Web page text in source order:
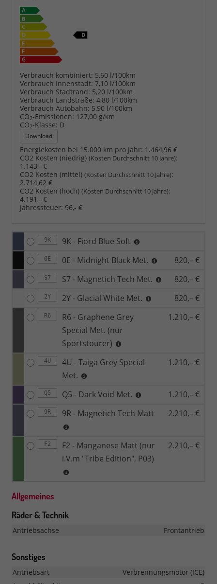
Verbrauch kombiniert: 5,60 l/100km
Verbrauch Innenstadt: 7,10 l/100km
Verbrauch Stadtrand: 5,20 l/100km
Verbrauch Landstraße: 4,80 l/100km
Verbrauch Autobahn: 5,90 l/100km
CO2-Emissionen: 127,00 g/km
CO2-Klasse: D
Download
Energiekosten bei 15.000 km pro Jahr: 1.464,96 €
CO2 Kosten (niedrig) (Kosten Durchschnitt 10 Jahre):
1.143,- €
CO2 Kosten (mittel) (Kosten Durchschnitt 10 Jahre):
2.714,62 €
CO2 Kosten (hoch) (Kosten Durchschnitt 10 Jahre):
4.191,- €
Jahressteuer: 96,- €
9K 9K - Fiord Blue Soft
0E 0E - Midnight Black Met. 820,– €
S7 S7 - Magnetich Tech Met. 820,– €
2Y 2Y - Glacial White Met. 820,– €
R6
R6 - Graphene Grey
Special Met. (nur
Sportstourer)
1.210,– €
4U
4U - Taiga Grey Special
Met.
1.210,– €
Q5 Q5 - Dark Void Met. 1.210,– €
9R 9R - Magnetich Tech Matt 2.210,– €
F2
F2 - Manganese Matt (nur
i.V.m "Tribe Edition", P03)
2.210,– €
Allgemeines
Räder & Technik
Antriebsachse Frontantrieb
Sonstiges
Antriebsart
Verbrennungsmotor (ICE)